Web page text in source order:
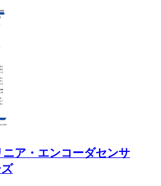
ニア・エンコーダセンサ